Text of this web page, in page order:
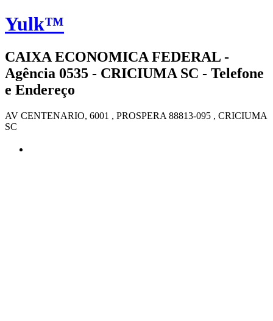
Yulk™
CAIXA ECONOMICA FEDERAL -
Agência 0535 - CRICIUMA SC - Telefone
e Endereço
AV CENTENARIO, 6001 , PROSPERA 88813-095 , CRICIUMA
SC